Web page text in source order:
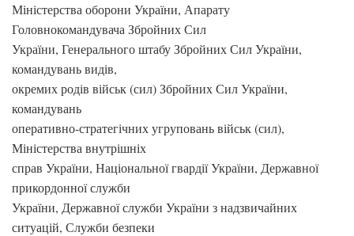
Міністерства оборони України, Апарату
Головнокомандувача Збройних Сил
України, Генерального штабу Збройних Сил України,
командувань видів,
окремих родів військ (сил) Збройних Сил України,
командувань
оперативно-стратегічних угруповань військ (сил),
Міністерства внутрішніх
справ України, Національної гвардії України, Державної
прикордонної служби
України, Державної служби України з надзвичайних
ситуацій, Служби безпеки